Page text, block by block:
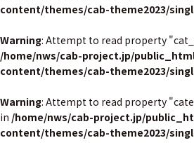
content/themes/cab-theme2023/
Warning: Attempt to read property
/home/nws/cab-project.jp/
content/themes/cab-theme2023/
Warning: Attempt to read property
in /home/nws/cab-project.jp/
content/themes/cab-theme2023/